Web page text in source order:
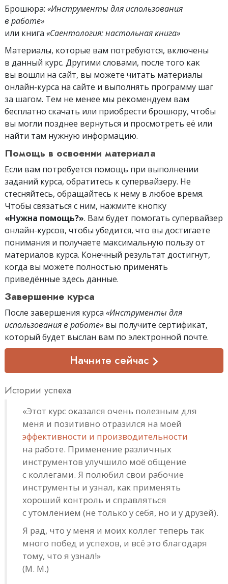
Брошюра: «Инструменты для использования
в работе»
или книга «Саентология: настольная книга»
Материалы, которые вам потребуются, включены
в данный курс. Другими словами, после того как
вы вошли на сайт, вы можете читать материалы
онлайн-курса на сайте и выполнять программу шаг
за шагом. Тем не менее мы рекомендуем вам
бесплатно скачать или приобрести брошюру, чтобы
вы могли позднее вернуться и просмотреть её или
найти там нужную информацию.
Помощь в освоении материала
Если вам потребуется помощь при выполнении
заданий курса, обратитесь к супервайзеру. Не
стесняйтесь, обращайтесь к нему в любое время.
Чтобы связаться с ним, нажмите кнопку
«Нужна помощь?». Вам будет помогать супервайзер
онлайн-курсов, чтобы убедится, что вы достигаете
понимания и получаете максимальную пользу от
материалов курса. Конечный результат достигнут,
когда вы можете полностью применять
приведённые здесь данные.
Завершение курса
После завершения курса «Инструменты для
использования в работе» вы получите сертификат,
который будет выслан вам по электронной почте.
Начните сейчас
Истории успеха
«Этот курс оказался очень полезным для
меня и позитивно отразился на моей
эффективности и производительности
на работе. Применение различных
инструментов улучшило моё общение
с коллегами. Я полюбил свои рабочие
инструменты и узнал, как применять
хороший контроль и справляться
с утомлением (не только у себя, но и у друзей).
Я рад, что у меня и моих коллег теперь так
много побед и успехов, и всё это благодаря
тому, что я узнал!»
(M. M.)